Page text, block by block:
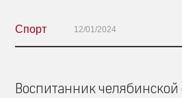
Спорт 12/01/2024
Воспитанник